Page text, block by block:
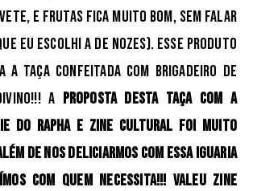
e frutas fica muito bom, sem falar
eu escolhi a de nozes). Esse produto
a taça confeitada com brigadeiro de
A proposta desta taça com a
do Rapha e Zine Cultural foi muito
de nos deliciarmos com essa iguaria
com quem necessita!!! Valeu Zine